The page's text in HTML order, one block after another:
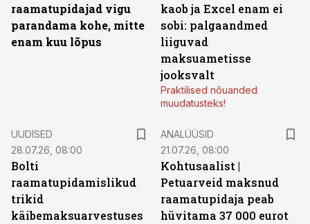
raamatupidajad vigu
parandama kohe, mitte
enam kuu lõpus
kaob ja Excel enam ei
sobi: palgaandmed
liiguvad
maksuametisse
jooksvalt
Praktilised nõuanded
muudatusteks!
UUDISED
28.07.26, 08:00
Bolti
raamatupidamislikud
trikid
käibemaksuarvestuses
ANALÜÜSID
21.07.26, 08:00
Kohtusaalist |
Petuarveid maksnud
raamatupidaja peab
hüvitama 37 000 eurot